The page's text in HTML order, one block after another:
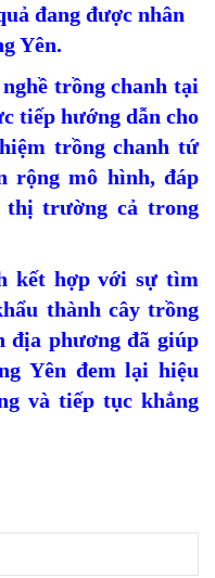
đang được nhân
Yên.
trồng chanh tại
tiếp hướng dẫn cho
trồng chanh tứ
rộng mô hình, đáp
thị trường cả trong
kết hợp với sự tìm
thành cây trồng
phương đã giúp
Yên đem lại hiệu
và tiếp tục khẳng